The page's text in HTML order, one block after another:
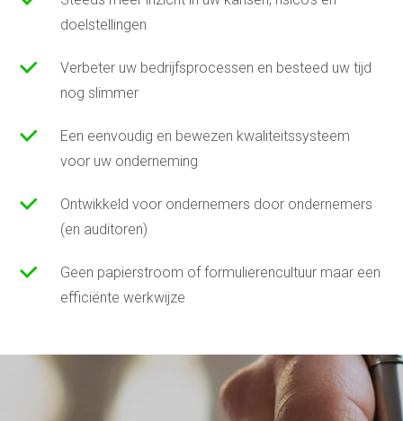
doelstellingen
Verbeter uw bedrijfsprocessen en besteed uw tijd
nog slimmer
Een eenvoudig en bewezen kwaliteitssysteem
voor uw onderneming
Ontwikkeld voor ondernemers door ondernemers
(en auditoren)
Geen papierstroom of formulierencultuur maar een
efficiënte werkwijze